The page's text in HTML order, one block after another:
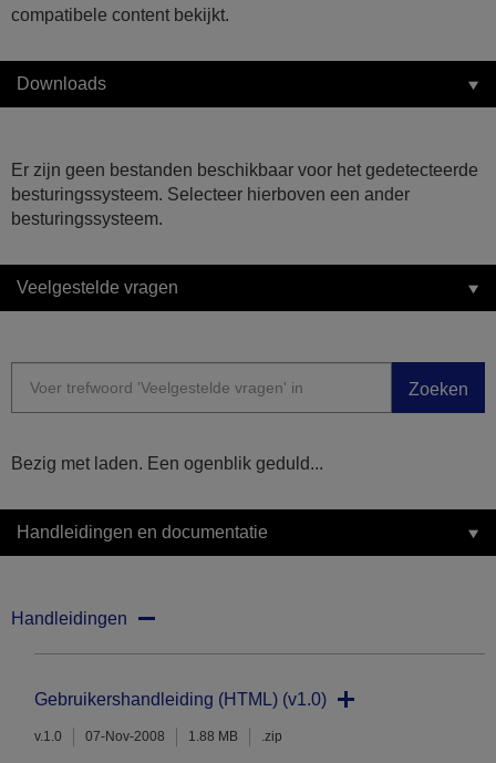
compatibele content bekijkt.
Downloads
Er zijn geen bestanden beschikbaar voor het gedetecteerde
besturingssysteem. Selecteer hierboven een ander
besturingssysteem.
Veelgestelde vragen
Zoeken
Bezig met laden. Een ogenblik geduld...
Handleidingen en documentatie
Handleidingen
Gebruikershandleiding (HTML) (v1.0)
v.1.0 07-Nov-2008 1.88 MB .zip